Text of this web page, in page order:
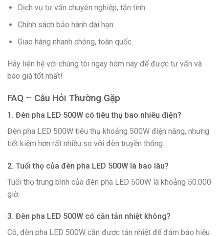
Dịch vụ tư vấn chuyên nghiệp, tận tình.
Chính sách bảo hành dài hạn.
Giao hàng nhanh chóng, toàn quốc.
Hãy liên hệ với chúng tôi ngay hôm nay để được tư vấn và
báo giá tốt nhất!
FAQ – Câu Hỏi Thường Gặp
1. Đèn pha LED 500W có tiêu thụ bao nhiêu điện?
Đèn pha LED 500W tiêu thụ khoảng 500W điện năng, nhưng
tiết kiệm hơn rất nhiều so với đèn truyền thống.
2. Tuổi thọ của đèn pha LED 500W là bao lâu?
Tuổi thọ trung bình của đèn pha LED 500W là khoảng 50.000
giờ.
3. Đèn pha LED 500W có cần tản nhiệt không?
Có, đèn pha LED 500W cần được tản nhiệt để đảm bảo hiệu